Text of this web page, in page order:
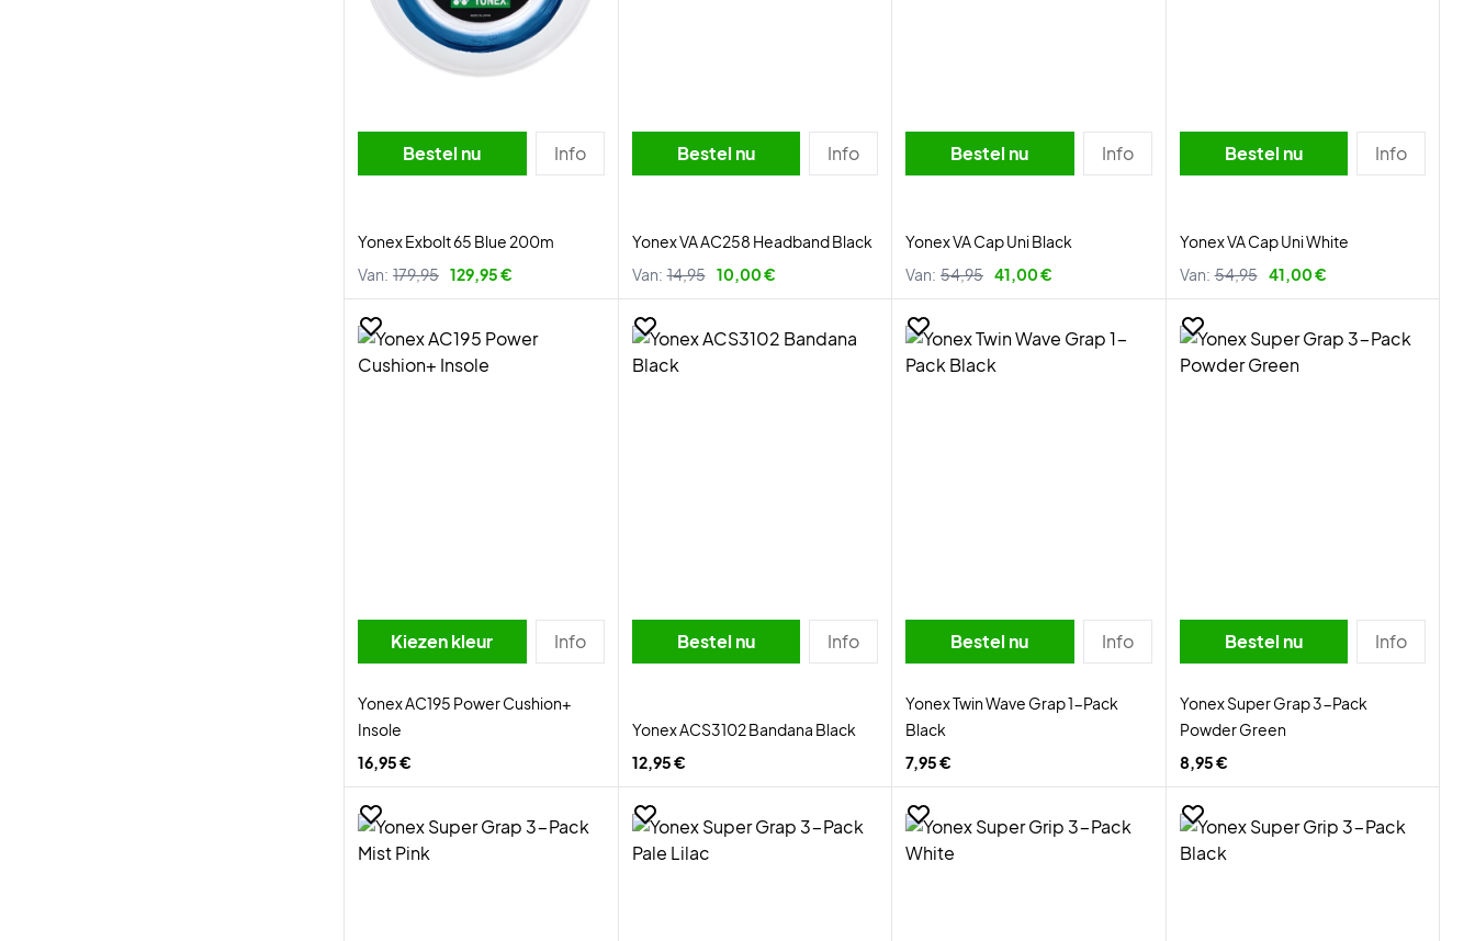
Bestel nu Info
Yonex Exbolt 65 Blue 200m
Van: 179,95 129,95 €
Bestel nu Info
Yonex VA AC258 Headband Black
Van: 14,95 10,00 €
Bestel nu Info
Yonex VA Cap Uni Black
Van: 54,95 41,00 €
Bestel nu Info
Yonex VA Cap Uni White
Van: 54,95 41,00 €
Kiezen kleur Info
Yonex AC195 Power Cushion+
Insole
16,95 €
Bestel nu Info
Yonex ACS3102 Bandana Black
12,95 €
Bestel nu Info
Yonex Twin Wave Grap 1-Pack
Black
7,95 €
Bestel nu Info
Yonex Super Grap 3-Pack
Powder Green
8,95 €